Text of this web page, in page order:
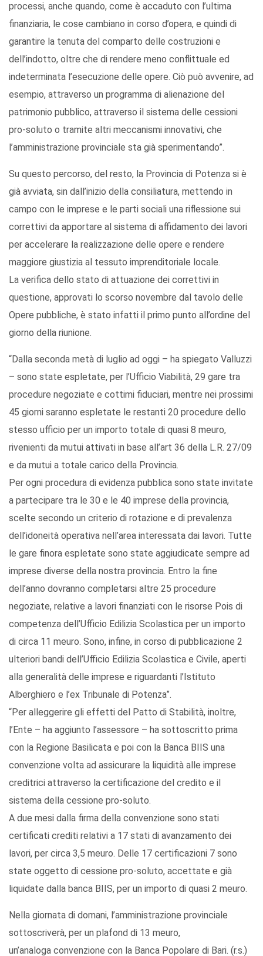
processi, anche quando, come è accaduto con l’ultima
finanziaria, le cose cambiano in corso d’opera, e quindi di
garantire la tenuta del comparto delle costruzioni e
dell’indotto, oltre che di rendere meno conflittuale ed
indeterminata l’esecuzione delle opere. Ciò può avvenire, ad
esempio, attraverso un programma di alienazione del
patrimonio pubblico, attraverso il sistema delle cessioni
pro-soluto o tramite altri meccanismi innovativi, che
l’amministrazione provinciale sta già sperimentando”.
Su questo percorso, del resto, la Provincia di Potenza si è
già avviata, sin dall’inizio della consiliatura, mettendo in
campo con le imprese e le parti sociali una riflessione sui
correttivi da apportare al sistema di affidamento dei lavori
per accelerare la realizzazione delle opere e rendere
maggiore giustizia al tessuto imprenditoriale locale.
La verifica dello stato di attuazione dei correttivi in
questione, approvati lo scorso novembre dal tavolo delle
Opere pubbliche, è stato infatti il primo punto all’ordine del
giorno della riunione.
“Dalla seconda metà di luglio ad oggi – ha spiegato Valluzzi
– sono state espletate, per l’Ufficio Viabilità, 29 gare tra
procedure negoziate e cottimi fiduciari, mentre nei prossimi
45 giorni saranno espletate le restanti 20 procedure dello
stesso ufficio per un importo totale di quasi 8 meuro,
rivenienti da mutui attivati in base all’art 36 della L.R. 27/09
e da mutui a totale carico della Provincia.
Per ogni procedura di evidenza pubblica sono state invitate
a partecipare tra le 30 e le 40 imprese della provincia,
scelte secondo un criterio di rotazione e di prevalenza
dell’idoneità operativa nell’area interessata dai lavori. Tutte
le gare finora espletate sono state aggiudicate sempre ad
imprese diverse della nostra provincia. Entro la fine
dell’anno dovranno completarsi altre 25 procedure
negoziate, relative a lavori finanziati con le risorse Pois di
competenza dell’Ufficio Edilizia Scolastica per un importo
di circa 11 meuro. Sono, infine, in corso di pubblicazione 2
ulteriori bandi dell’Ufficio Edilizia Scolastica e Civile, aperti
alla generalità delle imprese e riguardanti l’Istituto
Alberghiero e l’ex Tribunale di Potenza”.
“Per alleggerire gli effetti del Patto di Stabilità, inoltre,
l’Ente – ha aggiunto l’assessore – ha sottoscritto prima
con la Regione Basilicata e poi con la Banca BIIS una
convenzione volta ad assicurare la liquidità alle imprese
creditrici attraverso la certificazione del credito e il
sistema della cessione pro-soluto.
A due mesi dalla firma della convenzione sono stati
certificati crediti relativi a 17 stati di avanzamento dei
lavori, per circa 3,5 meuro. Delle 17 certificazioni 7 sono
state oggetto di cessione pro-soluto, accettate e già
liquidate dalla banca BIIS, per un importo di quasi 2 meuro.
Nella giornata di domani, l’amministrazione provinciale
sottoscriverà, per un plafond di 13 meuro,
un’analoga convenzione con la Banca Popolare di Bari. (r.s.)